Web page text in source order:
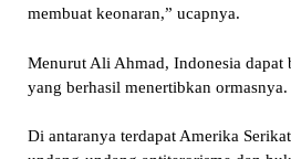
membuat keonaran,” ucapnya.
Menurut Ali Ahmad, Indonesia dapat
yang berhasil menertibkan ormasnya.
Di antaranya terdapat Amerika